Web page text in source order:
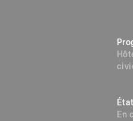
État
En